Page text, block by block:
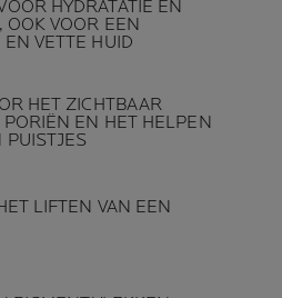
HYDRATATIE EN
OOK VOOR EEN
VETTE HUID
HET ZICHTBAAR
EN HET HELPEN
PUISTJES
LIFTEN VAN EEN